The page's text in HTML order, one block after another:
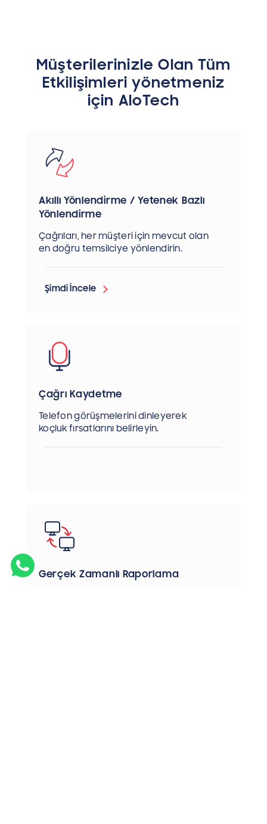
Müşterilerinizle Olan Tüm
Etkilişimleri yönetmeniz
için AloTech
Akıllı Yönlendirme / Yetenek Bazlı
Yönlendirme
Çağrıları, her müşteri için mevcut olan
en doğru temsilciye yönlendirin.
Şimdi İncele
Çağrı Kaydetme
Telefon görüşmelerini dinleyerek
koçluk fırsatlarını belirleyin.
Gerçek Zamanlı Raporlama